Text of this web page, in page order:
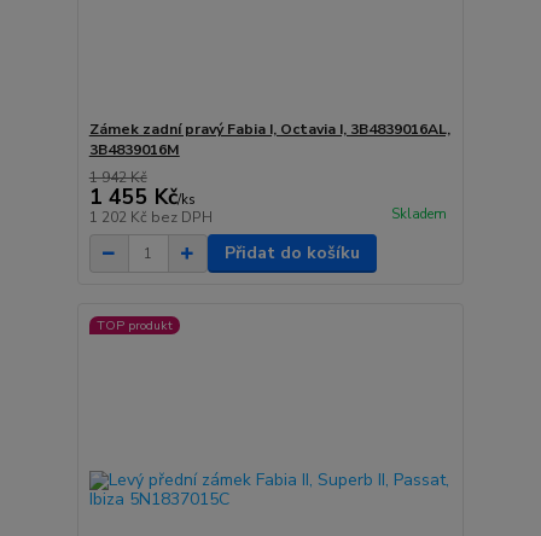
Zámek zadní pravý Fabia I, Octavia I, 3B4839016AL,
3B4839016M
1 942 Kč
1 455 Kč/ks
1 202 Kč bez DPH Skladem
Přidat do košíku
TOP produkt